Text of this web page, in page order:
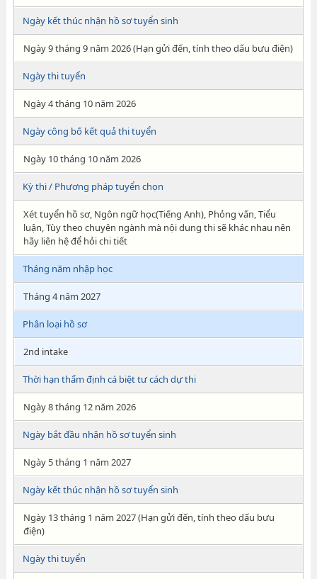
Ngày kết thúc nhận hồ sơ tuyển sinh
Ngày 9 tháng 9 năm 2026 (Hạn gửi đến, tính theo dấu bưu điện)
Ngày thi tuyển
Ngày 4 tháng 10 năm 2026
Ngày công bố kết quả thi tuyển
Ngày 10 tháng 10 năm 2026
Kỳ thi / Phương pháp tuyển chọn
Xét tuyển hồ sơ, Ngôn ngữ học(Tiếng Anh), Phỏng vấn, Tiểu
luận, Tùy theo chuyên ngành mà nội dung thi sẽ khác nhau nên
hãy liên hệ để hỏi chi tiết
Tháng năm nhập học
Tháng 4 năm 2027
Phân loại hồ sơ
2nd intake
Thời hạn thẩm định cá biệt tư cách dự thi
Ngày 8 tháng 12 năm 2026
Ngày bắt đầu nhận hồ sơ tuyển sinh
Ngày 5 tháng 1 năm 2027
Ngày kết thúc nhận hồ sơ tuyển sinh
Ngày 13 tháng 1 năm 2027 (Hạn gửi đến, tính theo dấu bưu
điện)
Ngày thi tuyển